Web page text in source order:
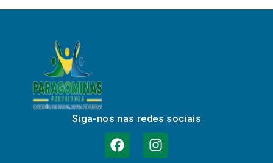
Siga-nos nas redes sociais